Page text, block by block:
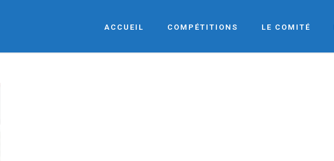
ACCUEIL COMPÉTITIONS LE COMITÉ